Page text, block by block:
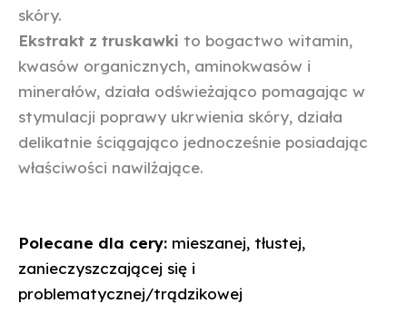
skóry.
Ekstrakt z truskawki to bogactwo witamin,
kwasów organicznych, aminokwasów i
minerałów, działa odświeżająco pomagając w
stymulacji poprawy ukrwienia skóry, działa
delikatnie ściągająco jednocześnie posiadając
właściwości nawilżające.
Polecane dla cery: mieszanej, tłustej,
zanieczyszczającej się i
problematycznej/trądzikowej